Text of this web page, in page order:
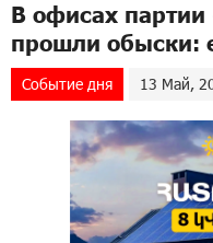
В офисах
прошли обыски:
Событие дня 13 Май,